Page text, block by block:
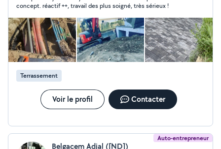
de réseaux souterrains. Toute demande est prise au
sérieux, le but est que tout le monde y trouvent sont
compte et bien sûr.. SATISFACTION !!
concept. réactif ++, travail des plus soigné, très sérieux !
Terrassement
Voir le profil Contacter
Auto-entrepreneur
Belgacem Adjal ([ND])